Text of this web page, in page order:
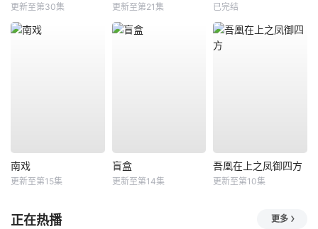
更新至第30集 更新至第21集 已完结
南戏
更新至第15集
盲盒
更新至第14集
吾凰在上之凤御四方
更新至第10集
正在热播 更多